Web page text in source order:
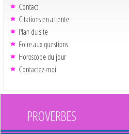
Contact
Citations en attente
Plan du site
Foire aux questions
Horoscope du jour
Contactez-moi
PROVERBES